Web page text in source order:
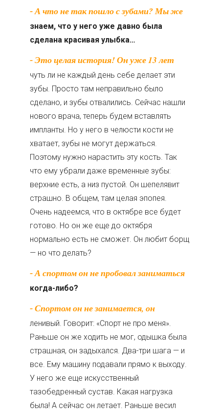
- А что не так пошло с зубами? Мы же
знаем, что у него уже давно была
сделана красивая улыбка…
- Это целая история! Он уже 13 лет
чуть ли не каждый день себе делает эти
зубы. Просто там неправильно было
сделано, и зубы отвалились. Сейчас нашли
нового врача, теперь будем вставлять
импланты. Но у него в челюсти кости не
хватает, зубы не могут держаться.
Поэтому нужно нарастить эту кость. Так
что ему убрали даже временные зубы:
верхние есть, а низ пустой. Он шепелявит
страшно. В общем, там целая эпопея.
Очень надеемся, что в октябре все будет
готово. Но он же еще до октября
нормально есть не сможет. Он любит борщ
— но что делать?
- А спортом он не пробовал заниматься
когда-либо?
- Спортом он не занимается, он
ленивый. Говорит: «Спорт не про меня».
Раньше он же ходить не мог, одышка была
страшная, он задыхался. Два-три шага — и
все. Ему машину подавали прямо к выходу.
У него же еще искусственный
тазобедренный сустав. Какая нагрузка
была! А сейчас он летает. Раньше весил